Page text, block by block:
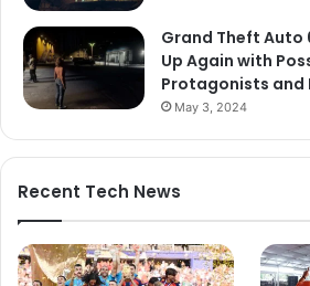
Grand Theft Auto
Up Again with
Protagonists and
May 3, 2024
Recent Tech News